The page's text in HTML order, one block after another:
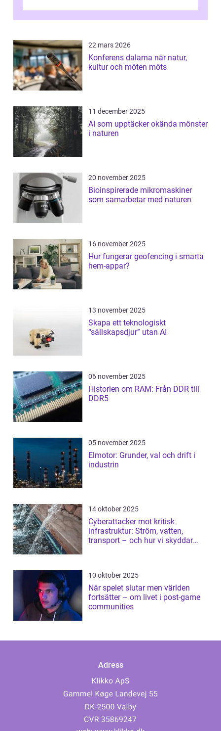
22 mars 2026
Konferens dalarna när natur,
kultur och möten möts
11 december 2025
AI som upptäcker okända mönster
i naturen
20 november 2025
Bioinspirerade mikromaskiner
som samarbetar med naturen
16 november 2025
Hur fungerar geofencing i smarta
hem-appar?
13 november 2025
Skapa ett teknologiskt
“sällskapsdjur” utan AI
06 november 2025
Historien om RAM: Från DDR till
DDR5
05 november 2025
Elmotor: Grunder, val och drift i
industrin
14 oktober 2025
Cyberattacker mot kritisk
infrastruktur: Ström, vatten,
transport – och hur vi skyddar
10 oktober 2025
När spelet slutar men världen
fortsätter – om livet i post-game
communities
Adress